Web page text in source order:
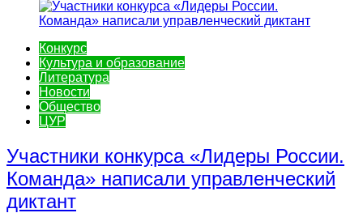
Конкурс
Культура и образование
Литература
Новости
Общество
ЦУР
Участники конкурса «Лидеры России.
Команда» написали управленческий
диктант